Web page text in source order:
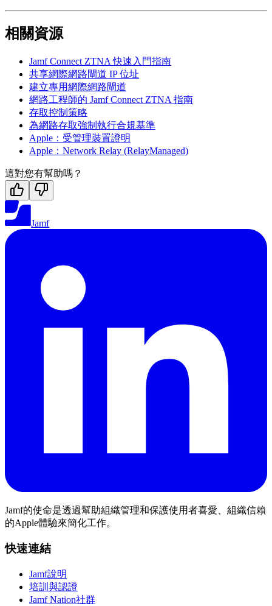
相關資源
Jamf Connect ZTNA 快速入門指南
共享網際網路閘道 IP 位址
建立專用網際網路閘道
網路工程師的 Jamf Connect ZTNA 指南
存取控制策略
為網路存取強制執行合規基準
Apple：受管理裝置證明
Apple：Network Relay (RelayManaged)
這對您有幫助嗎？
Jamf
Jamf的使命是透過幫助組織管理和保護使用者喜愛、組織信賴
的Apple體驗來簡化工作。
快速連結
Jamf說明
培訓與認證
Jamf Nation社群